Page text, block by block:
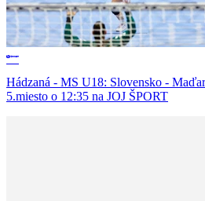
Hádzaná - MS U18: Slovensko -
5.miesto o 12:35 na JOJ ŠPORT